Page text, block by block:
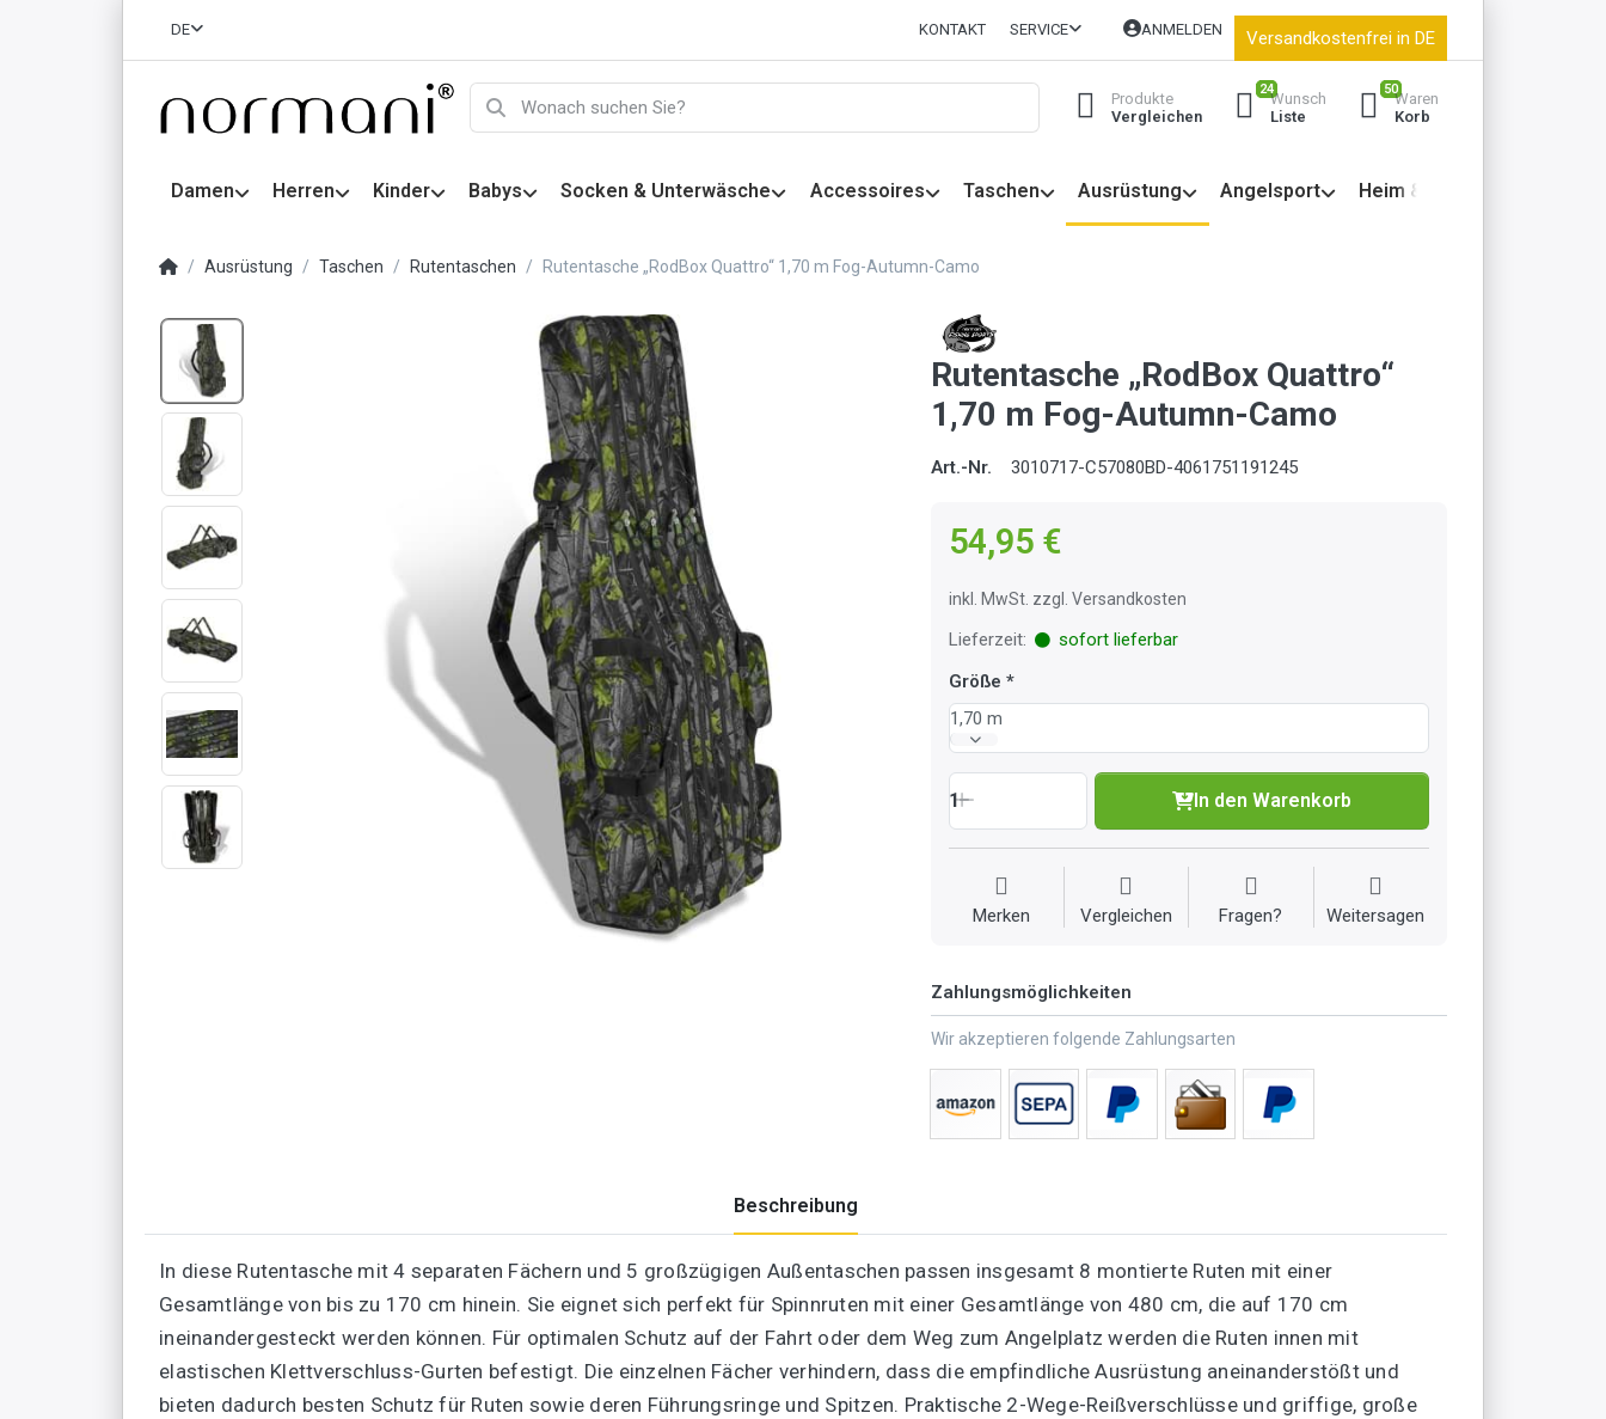
DE KONTAKT SERVICE ANMELDEN Versandkostenfrei in DE
Produkte
Vergleichen
24
Wunsch
Liste
50
Waren
Korb
Damen Herren Kinder Babys Socken & Unterwäsche Accessoires Taschen Ausrüstung Angelsport Heim & Garten
Ausrüstung Taschen Rutentaschen Rutentasche „RodBox Quattro“ 1,70 m Fog-Autumn-Camo
Rutentasche „RodBox Quattro“
1,70 m Fog-Autumn-Camo
Art.-Nr. 3010717-C57080BD-4061751191245
54,95 €
inkl. MwSt. zzgl. Versandkosten
Lieferzeit:
sofort lieferbar
Größe
1,70 m
1 In den Warenkorb
Merken Vergleichen Fragen? Weitersagen
Zahlungsmöglichkeiten
Wir akzeptieren folgende Zahlungsarten
Beschreibung
In diese Rutentasche mit 4 separaten Fächern und 5 großzügigen Außentaschen passen insgesamt 8 montierte Ruten mit einer
Gesamtlänge von bis zu 170 cm hinein. Sie eignet sich perfekt für Spinnruten mit einer Gesamtlänge von 480 cm, die auf 170 cm
ineinandergesteckt werden können. Für optimalen Schutz auf der Fahrt oder dem Weg zum Angelplatz werden die Ruten innen mit
elastischen Klettverschluss-Gurten befestigt. Die einzelnen Fächer verhindern, dass die empfindliche Ausrüstung aneinanderstößt und
bieten dadurch besten Schutz für Ruten sowie deren Führungsringe und Spitzen. Praktische 2-Wege-Reißverschlüsse und griffige, große